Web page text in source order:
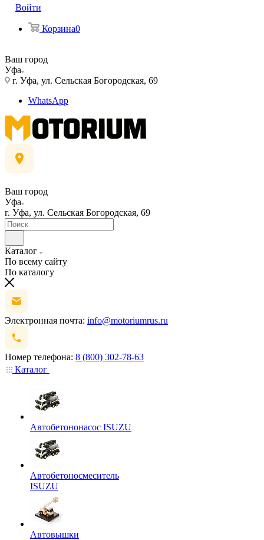
Войти
Корзина0
Ваш город
Уфа
г. Уфа, ул. Сельская Богородская, 69
WhatsApp
Ваш город
Уфа
г. Уфа, ул. Сельская Богородская, 69
Каталог
По всему сайту
По каталогу
Электронная почта: info@motoriumrus.ru
Номер телефона: 8 (800) 302-78-63
Каталог
Автобетононасос ISUZU
Автобетоносмеситель
ISUZU
Автовышки